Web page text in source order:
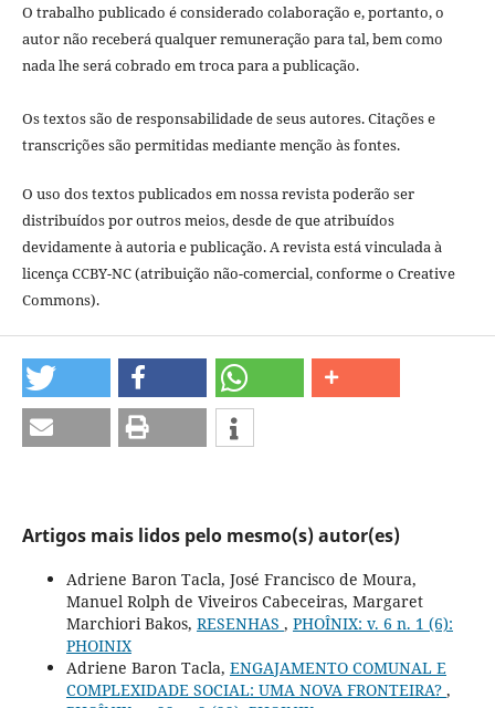
O trabalho publicado é considerado colaboração e, portanto, o
autor não receberá qualquer remuneração para tal, bem como
nada lhe será cobrado em troca para a publicação.
Os textos são de responsabilidade de seus autores. Citações e
transcrições são permitidas mediante menção às fontes.
O uso dos textos publicados em nossa revista poderão ser
distribuídos por outros meios, desde de que atribuídos
devidamente à autoria e publicação. A revista está vinculada à
licença CCBY-NC (atribuição não-comercial, conforme o Creative
Commons).
Artigos mais lidos pelo mesmo(s) autor(es)
Adriene Baron Tacla, José Francisco de Moura,
Manuel Rolph de Viveiros Cabeceiras, Margaret
Marchiori Bakos, RESENHAS , PHOÎNIX: v. 6 n. 1 (6):
PHOINIX
Adriene Baron Tacla, ENGAJAMENTO COMUNAL E
COMPLEXIDADE SOCIAL: UMA NOVA FRONTEIRA? ,